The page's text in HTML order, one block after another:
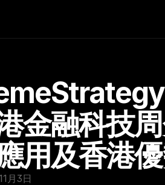
金融科技
用及香港
月3日